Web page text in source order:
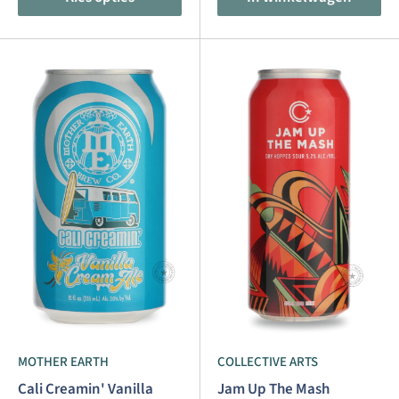
afgelopen jaren had mogen missen isIPA. IPA is een
afkorting van India Pale Ale. Ondanks dat dit doet
niet de feitelijke waarheid. De eerste IPA werd in de 17e
eeuw in Engeland gebrouwen. In de loop van de tijd heeft
de IPA zich ontwikkeld tot de meest gedronken biersoort,
niet alleen in Nederland maar over de hele wereld.
Het IPA bier is zwaar gehopt en heeft een bittere en
verfrissende smaak. Aroma's als cederhout, citrus en
tropisch fruit komen naar voren tijdens het drinken van
dit bier. Laat deJai Alai Sigarenstad verras je. Of laat
je verrassen door de aromatische smaken van deDenk
MOTHER EARTH
Cali Creamin' Vanilla
COLLECTIVE ARTS
Jam Up The Mash